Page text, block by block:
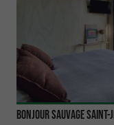
Bonjour Sauvage Saint-